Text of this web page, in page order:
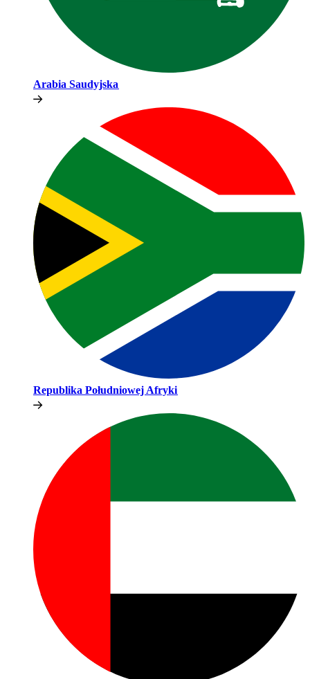
Arabia Saudyjska​​
Republika Południowej Afryki​​